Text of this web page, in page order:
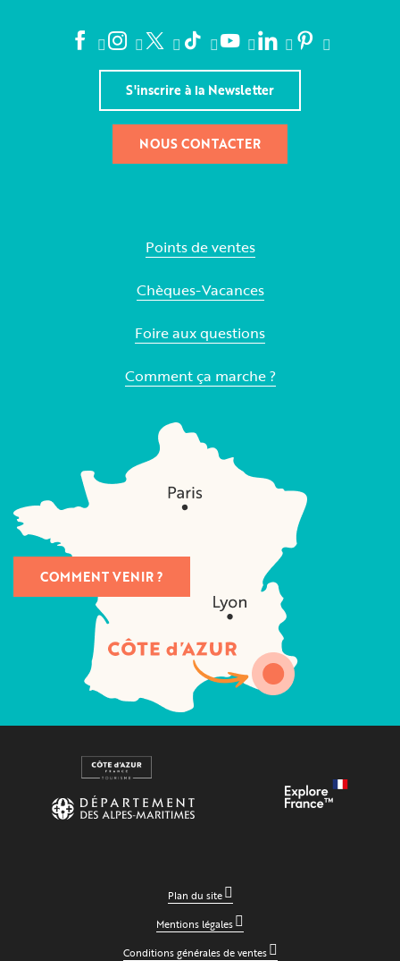
S'inscrire à la Newsletter
NOUS CONTACTER
Points de ventes
Chèques-Vacances
Foire aux questions
Comment ça marche ?
COMMENT VENIR ?
Plan du site
Mentions légales
Conditions générales de ventes